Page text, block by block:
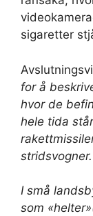
sigaretter
for å
hvor de
hele tida
stridsvogner.
I små
som